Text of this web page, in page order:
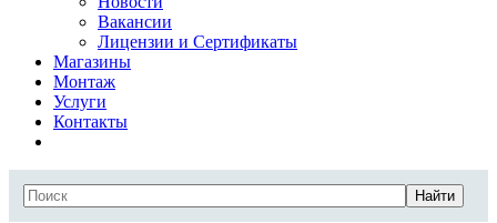
Вакансии
Лицензии и Сертификаты
Магазины
Монтаж
Услуги
Контакты
Найти